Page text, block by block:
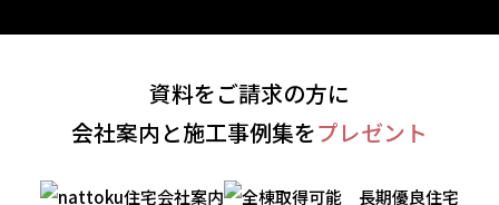
資料をご請求の方に
会社案内と施工事例集をプレゼント